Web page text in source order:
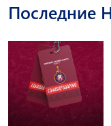
Последние